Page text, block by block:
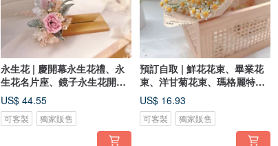
永生花 | 慶開幕永生花禮、永
生花名片座、鏡子永生花開幕
禮
US$ 44.55
可客製 獨家販售
預訂自取 | 鮮花花束、畢業花
束、洋甘菊花束、瑪格麗特花
束
US$ 16.93
可客製 獨家販售